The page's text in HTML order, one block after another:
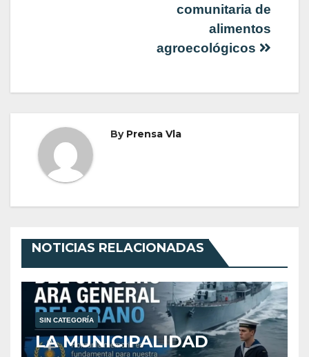
comunitaria de
alimentos
agroecológicos
By Prensa Vla
NOTICIAS RELACIONADAS
SIN CATEGORÍA
LA MUNICIPALIDAD